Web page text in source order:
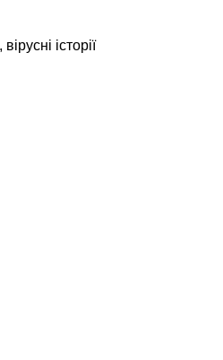
історії